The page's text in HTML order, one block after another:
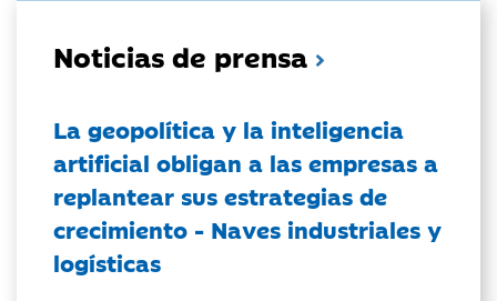
Noticias de prensa
La geopolítica y la inteligencia
artificial obligan a las empresas a
replantear sus estrategias de
crecimiento - Naves industriales y
logísticas